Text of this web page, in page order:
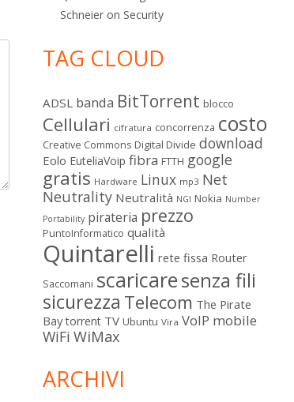
Schneier on Security
TAG CLOUD
ADSL banda BitTorrent blocco
Cellulari cifratura concorrenza costo
Creative Commons Digital Divide download
Eolo EuteliaVoip fibra FTTH google
gratis Hardware Linux mp3 Net
Neutrality Neutralità NGI Nokia Number
Portability pirateria prezzo
PuntoInformatico qualità
Quintarelli rete fissa Router
Saccomani scaricaresenza fili
sicurezza Telecom The Pirate
Bay torrent TV Ubuntu Vira VoIP mobile
WiFi WiMax
ARCHIVI